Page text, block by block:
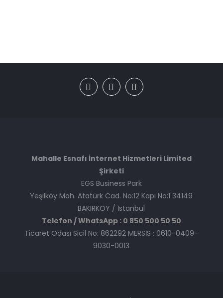
Mahalle Esnafı İnternet Hizmetleri Limited
Şirketi
EGS Business Park
Yeşilköy Mah. Atatürk Cad. No:12 Kapı No:1 34149
BAKIRKÖY / İstanbul
Telefon / WhatsApp : 0 850 500 50 50
Ticaret Odası Sicil No: 862292 MERSİS : 0610-0409-
9030-0013